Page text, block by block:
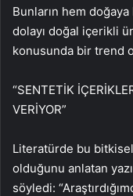
Bunların hem
dolayı doğal içerikli
konusunda bir trend
“SENTETİK
VERİYOR”
Literatürde bu
olduğunu anlatan
söyledi: